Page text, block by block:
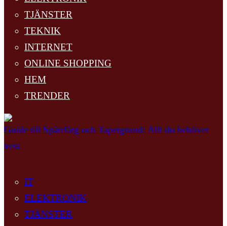
TJÄNSTER
TEKNIK
INTERNET
ONLINE SHOPPING
HEM
TRENDER
Guide till Spärrfärg och Tapetgrund: Allt du behöver
veta
IT
ELEKTRONIK
TJÄNSTER